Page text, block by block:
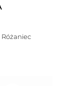
Różaniec